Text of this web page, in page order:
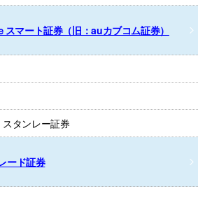
スマート証券（旧：auカブコム証券）
タンレー証券
ード証券